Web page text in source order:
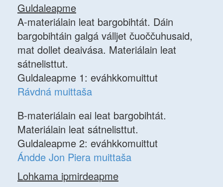
Guldaleapme
A-materiálain leat bargobihtát. Dáin
bargobihtáin galgá válljet čuoččuhusaid,
mat dollet deaivása. Materiálain leat
sátnelisttut.
Guldaleapme 1: eváhkkomuittut
Rávdná muittaša
B-materiálain eai leat bargobihtát.
Materiálain leat sátnelisttut.
Guldaleapme 2: eváhkkomuittut
Ándde Jon Piera muittaša
Lohkama ipmirdeapme